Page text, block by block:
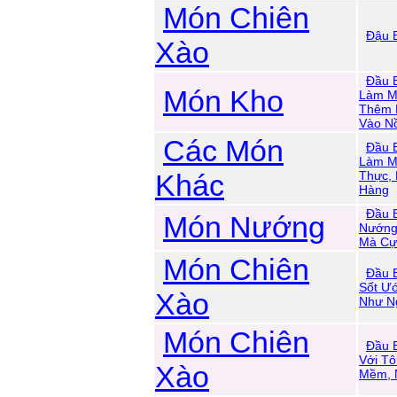
Món Chiên
Xào
Đậu
Món Kho
Đầu
Làm
Thêm
Vào
Các Món
Khác
Đầu
Làm
Thực,
Hàng
Món Nướng
Đầu
Mà
Món Chiên
Xào
Đầu
Sốt
Như
Món Chiên
Xào
Đầu
Với
Mềm,